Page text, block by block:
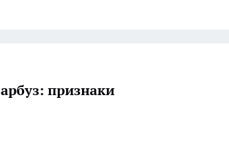
признаки